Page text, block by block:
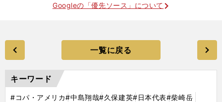
Googleの「優先ソース」について
一覧に戻る
キーワード
#コパ・アメリカ#中島翔哉#久保建英#日本代表#柴崎岳